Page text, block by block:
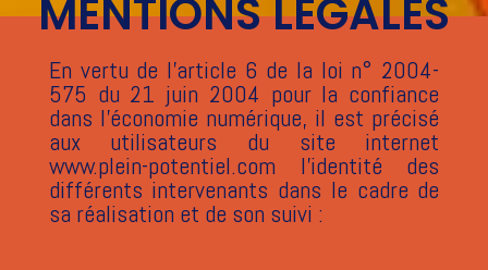
MENTIONS LÉGALES
En vertu de l’article 6 de la loi n° 2004-
575 du 21 juin 2004 pour la confiance
dans l’économie numérique, il est précisé
aux utilisateurs du site internet
www.plein-potentiel.com l’identité des
différents intervenants dans le cadre de
sa réalisation et de son suivi :